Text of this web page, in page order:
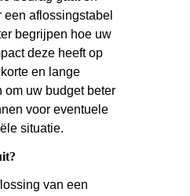
een aflossingstabel
begrijpen hoe uw
deze heeft op
en lange
om uw budget beter
voor eventuele
situatie.
van een